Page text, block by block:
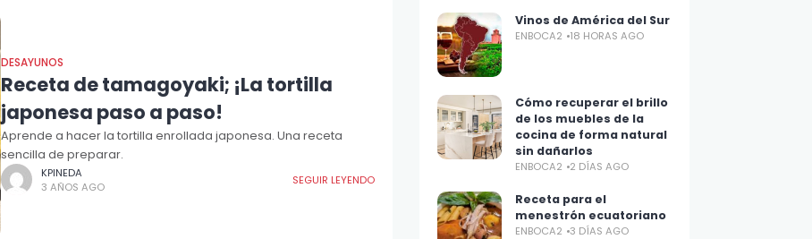
DESAYUNOS
Receta de tamagoyaki; ¡La tortilla
japonesa paso a paso!
Aprende a hacer la tortilla enrollada japonesa. Una receta
sencilla de preparar.
KPINEDA
3 AÑOS AGO
SEGUIR LEYENDO
Vinos de América del Sur
ENBOCA2 18 HORAS AGO
Cómo recuperar el brillo
de los muebles de la
cocina de forma natural
sin dañarlos
ENBOCA2 2 DÍAS AGO
Receta para el
menestrón ecuatoriano
ENBOCA2 3 DÍAS AGO